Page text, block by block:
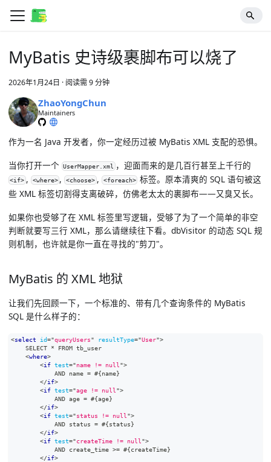
MyBatis 史诗级裹脚布可以烧了
2026年1月24日 · 阅读需 9 分钟
ZhaoYongChun
Maintainers
作为一名 Java 开发者，你一定经历过被 MyBatis XML 支配的恐惧。
当你打开一个 UserMapper.xml ，迎面而来的是几百行甚至上千行的
<if> , <where> , <choose> , <foreach> 标签。原本清爽的 SQL 语句被这
些 XML 标签切割得支离破碎，仿佛老太太的裹脚布——又臭又长。
如果你也受够了在 XML 标签里写逻辑，受够了为了一个简单的非空
判断就要写三行 XML，那么请继续往下看。dbVisitor 的动态 SQL 规
则机制，也许就是你一直在寻找的"剪刀"。
MyBatis 的 XML 地狱
让我们先回顾一下，一个标准的、带有几个查询条件的 MyBatis
SQL 是什么样子的：
<select id="queryUsers" resultType="User">
    SELECT * FROM tb_user
<where>
<if test="name != null ">
            AND name = #{name}
</if>
<if test="age != null ">
            AND age = #{age}
</if>
<if test="status != null ">
            AND status = #{status}
</if>
<if test="createTime != null ">
            AND create_time >= #{createTime}
</if>